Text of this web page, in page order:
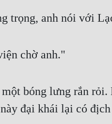
trọng, anh nói với
chờ anh."
bóng lưng rắn
đại khái lại có